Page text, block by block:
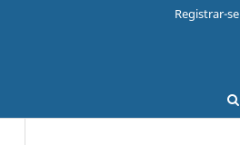
Registrar-se